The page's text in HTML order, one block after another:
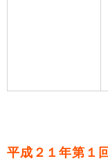
平成２１年第１